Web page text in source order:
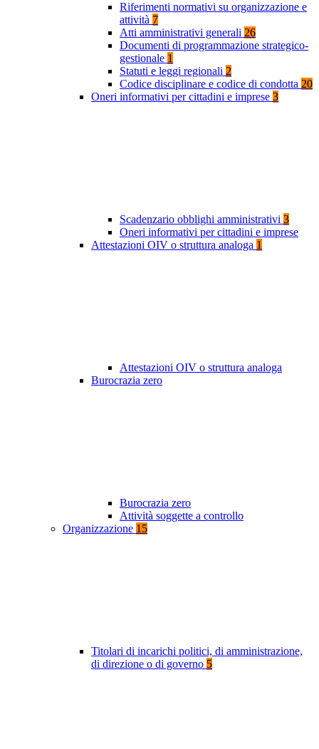
Riferimenti normativi su organizzazione e
attività 7
Atti amministrativi generali 26
Documenti di programmazione strategico-
gestionale 1
Statuti e leggi regionali 2
Codice disciplinare e codice di condotta 20
Oneri informativi per cittadini e imprese 3
Scadenzario obblighi amministrativi 3
Oneri informativi per cittadini e imprese
Attestazioni OIV o struttura analoga 1
Attestazioni OIV o struttura analoga
Burocrazia zero
Burocrazia zero
Attività soggette a controllo
Organizzazione 15
Titolari di incarichi politici, di amministrazione,
di direzione o di governo 5